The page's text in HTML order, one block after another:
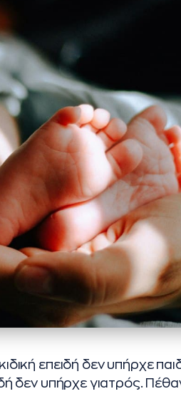
επειδή δεν υπήρχε
δεν υπήρχε γιατρός.